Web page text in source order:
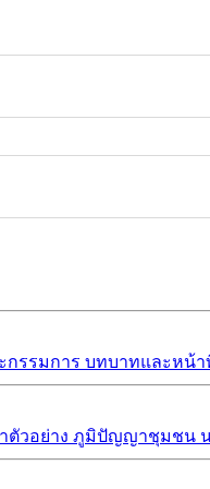
กรรมการ บทบาทและหน้า
วอย่าง ภูมิปัญญาชุมชน